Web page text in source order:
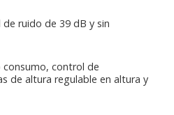
de ruido de 39 dB y sin
consumo, control de
de altura regulable en altura y